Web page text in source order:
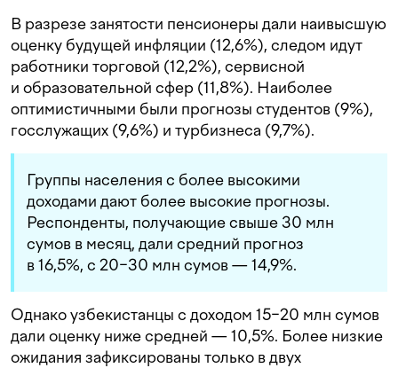
В разрезе занятости пенсионеры дали наивысшую
оценку будущей инфляции (12,6%), следом идут
работники торговой (12,2%), сервисной
и образовательной сфер (11,8%). Наиболее
оптимистичными были прогнозы студентов (9%),
госслужащих (9,6%) и турбизнеса (9,7%).
Группы населения с более высокими
доходами дают более высокие прогнозы.
Респонденты, получающие свыше 30 млн
сумов в месяц, дали средний прогноз
в 16,5%, с 20−30 млн сумов — 14,9%.
Однако узбекистанцы с доходом 15−20 млн сумов
дали оценку ниже средней — 10,5%. Более низкие
ожидания зафиксированы только в двух